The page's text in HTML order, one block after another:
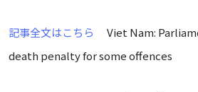
記事全文はこちら Viet Nam:
death penalty for some offences